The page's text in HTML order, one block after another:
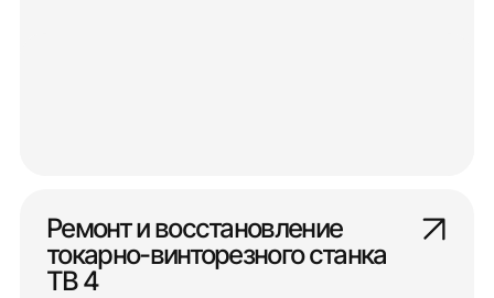
Ремонт и восстановление
токарно-винторезного станка
ТВ 4